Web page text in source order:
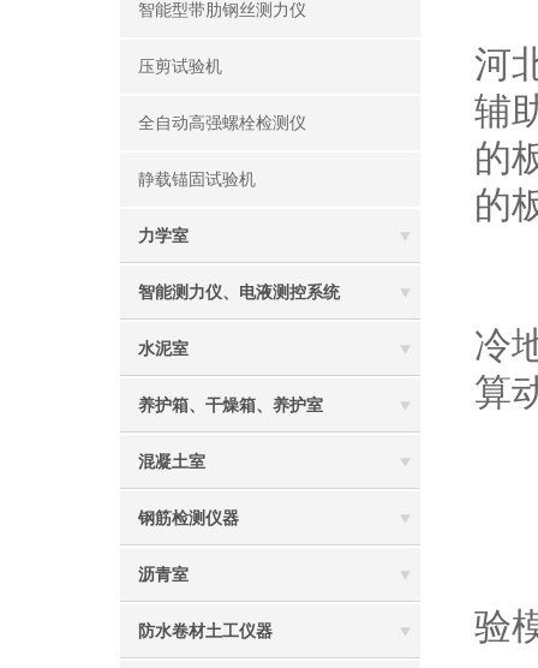
智能型带肋钢丝测力仪
压剪试验机
全自动高强螺栓检测仪
静载锚固试验机
力学室
智能测力仪、电液测控系统
水泥室
养护箱、干燥箱、养护室
混凝土室
钢筋检测仪器
沥青室
防水卷材土工仪器
河
辅
的
的
冷
算
验